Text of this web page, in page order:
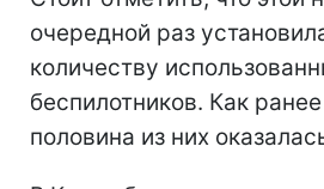
очередной раз
количеству
беспилотников. Как
половина из них